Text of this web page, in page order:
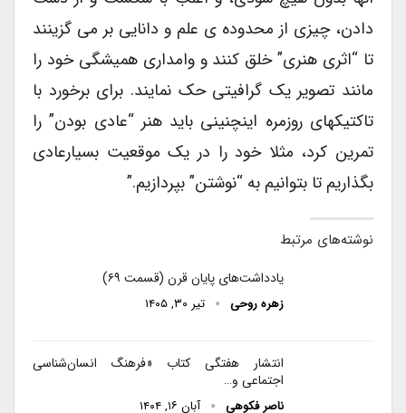
دادن، چیزی از محدوده ی علم و دانایی بر می گزینند
تا “اثری هنری” خلق کنند و وامداری همیشگی خود را
مانند تصویر یک گرافیتی حک نمایند. برای برخورد با
تاکتیکهای روزمره اینچنینی باید هنر “عادی بودن” را
تمرین کرد، مثلا خود را در یک موقعیت بسیارعادی
بگذاریم تا بتوانیم به “نوشتن” بپردازیم.”
نوشته‌های مرتبط
یادداشت‌های پایان قرن (قسمت ۶۹)
زهره روحی تیر ۳۰, ۱۴۰۵
انتشار هفتگی کتاب «فرهنگ انسان‌شناسی
اجتماعی و…
ناصر فکوهی آبان ۱۶, ۱۴۰۴